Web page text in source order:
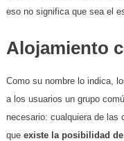
eso no significa que sea el
Alojamiento
Como su nombre lo indica,
a los usuarios un grupo
necesario: cualquiera de las
que existe la posibilidad